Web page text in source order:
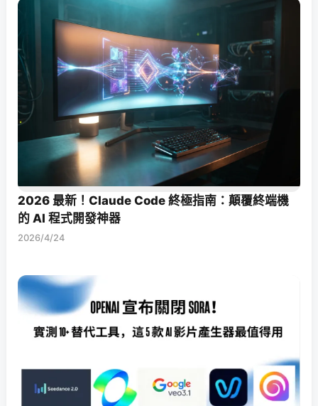
2026 最新！Claude Code 終極指南：顛覆終端機
的 AI 程式開發神器
2026/4/24